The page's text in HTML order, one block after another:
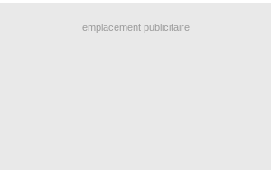
: Naples vise Gabriel Jesus
emplacement publicitaire